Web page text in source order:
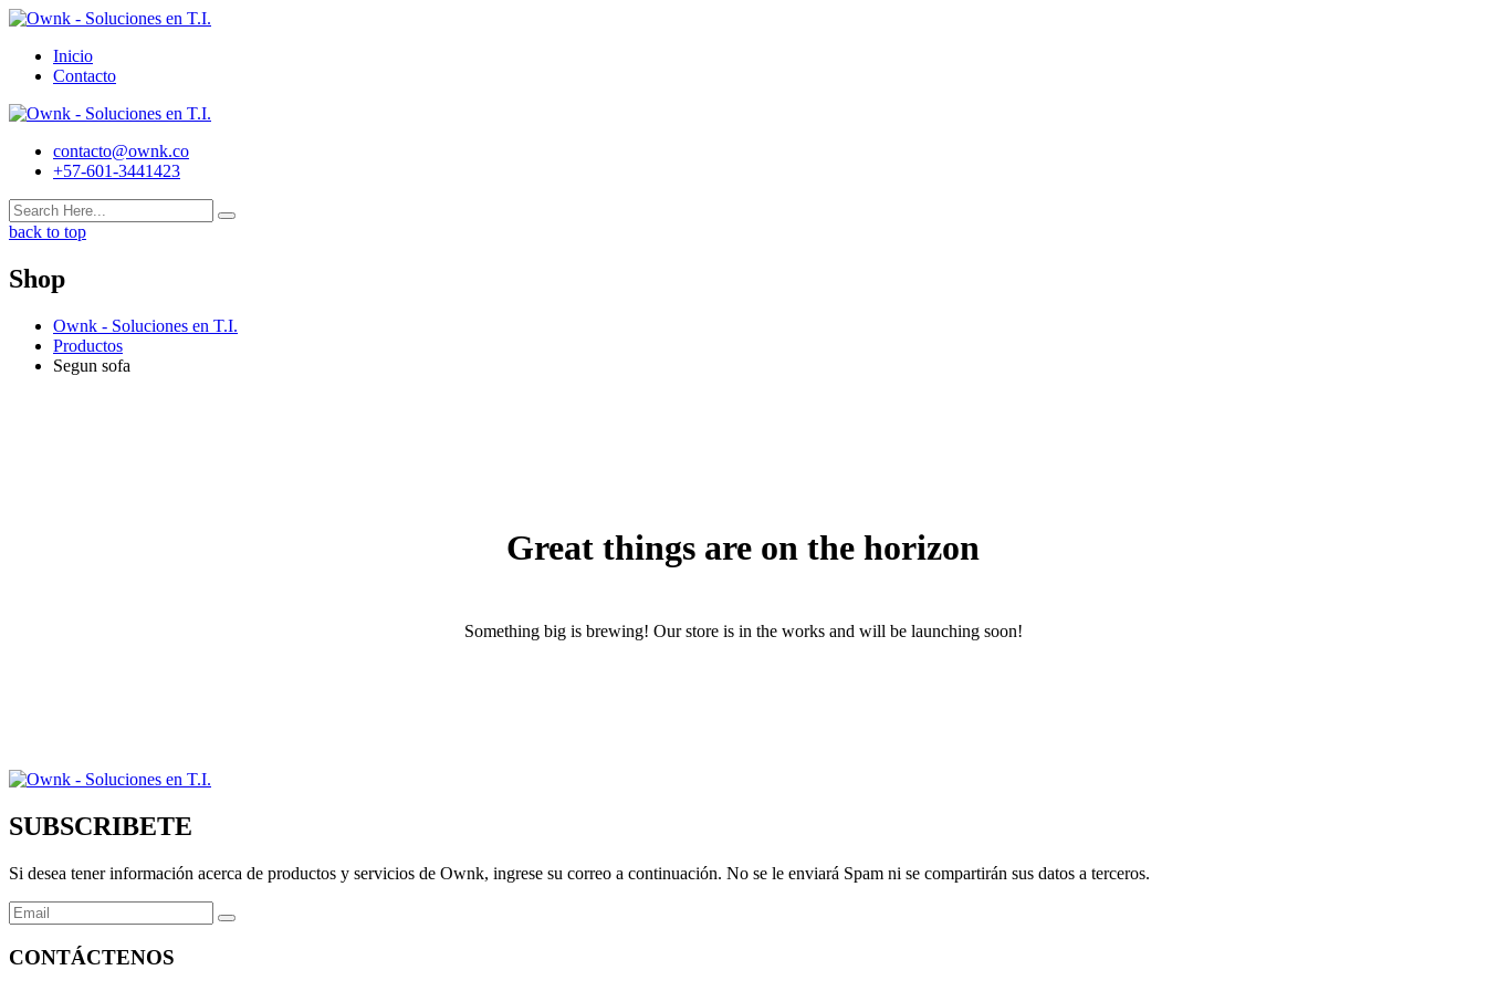
Skip
contentInicio
Contacto
contacto@ownk.co
+57-601-3441423
back to top
Shop
Ownk - Soluciones en T.I.
Productos
Segun sofa
Great things are on the horizon
Something big is brewing! Our store is in the works and will be launching soon!
SUBSCRIBETE
Si desea tener información acerca de productos y servicios de Ownk, ingrese su correo a continuación. No se le enviará Spam ni se compartirán sus datos a terceros.
CONTÁCTENOS